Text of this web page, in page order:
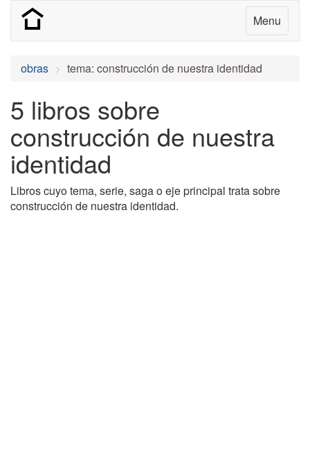
Menu
obras tema: construcción de nuestra identidad
5 libros sobre
construcción de nuestra
identidad
Libros cuyo tema, serie, saga o eje principal trata sobre
construcción de nuestra identidad.